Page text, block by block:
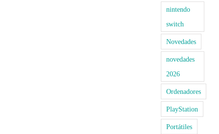
nintendo
switch
Novedades
novedades
2026
Ordenadores
PlayStation
Portátiles